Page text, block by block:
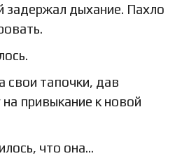
задержал дыхание. Пахло
свои тапочки, дав
привыкание к новой
что она…